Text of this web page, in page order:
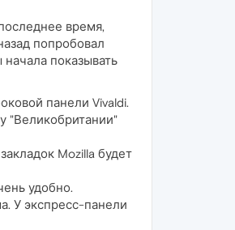
время,
попробовал
показывать
панели Vivaldi.
"Великобритании"
Mozilla будет
удобно.
У экспресс-панели